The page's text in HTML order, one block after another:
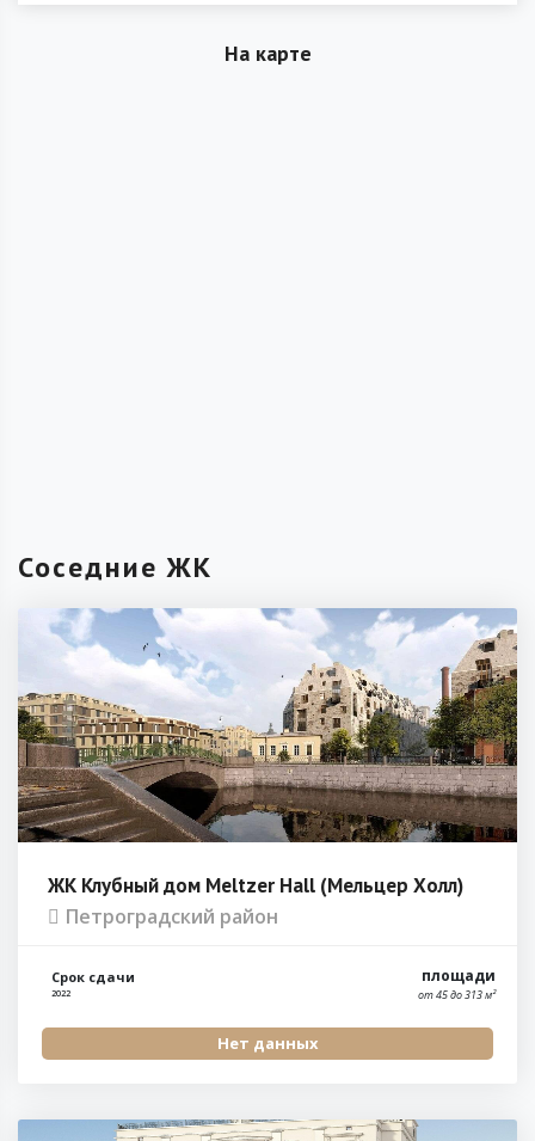
На карте
Соседние ЖК
ЖК Клубный дом Meltzer Hall (Мельцер Холл)
Петроградский район
Срок сдачи
2022
площади
от 45 до 313 м²
Нет данных